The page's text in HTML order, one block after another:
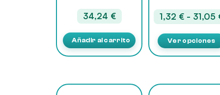
34,24 €
Añadir al carrito
1,32 € - 31,05
Ver opciones
página
de